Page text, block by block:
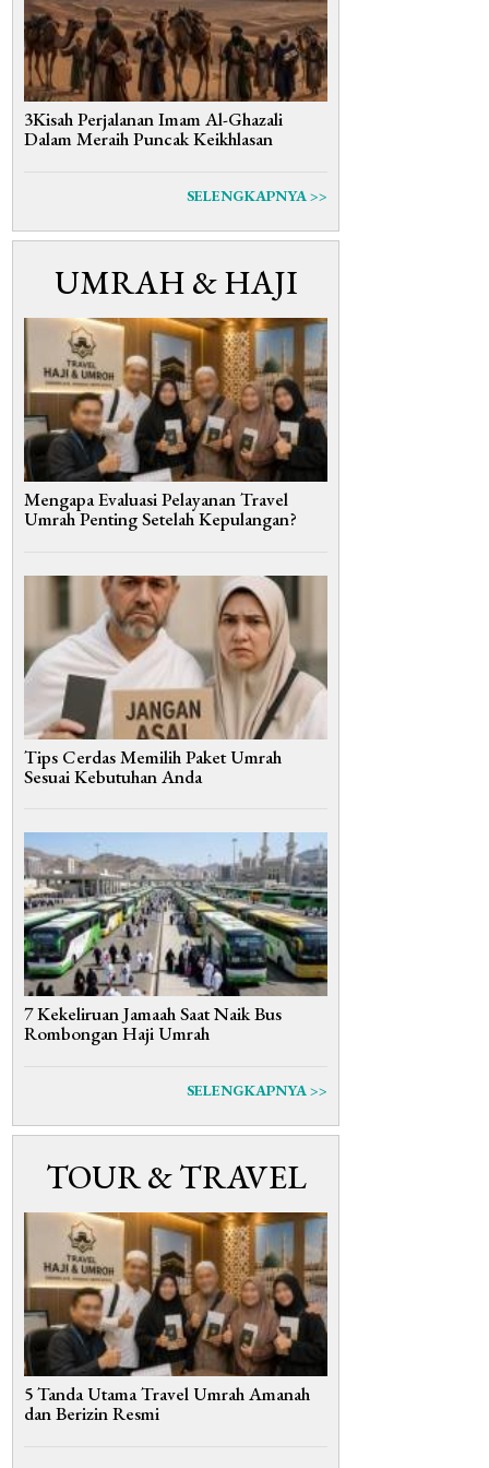
3Kisah Perjalanan Imam Al-Ghazali
Dalam Meraih Puncak Keikhlasan
SELENGKAPNYA >>
UMRAH & HAJI
Mengapa Evaluasi Pelayanan Travel
Umrah Penting Setelah Kepulangan?
Tips Cerdas Memilih Paket Umrah
Sesuai Kebutuhan Anda
7 Kekeliruan Jamaah Saat Naik Bus
Rombongan Haji Umrah
SELENGKAPNYA >>
TOUR & TRAVEL
5 Tanda Utama Travel Umrah Amanah
dan Berizin Resmi